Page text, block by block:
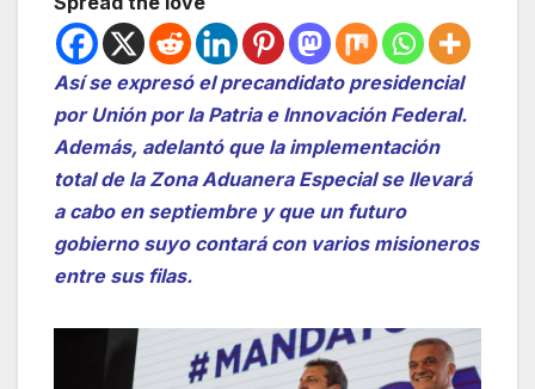
Así se expresó el precandidato presidencial
por Unión por la Patria e Innovación Federal.
Además, adelantó que la implementación
total de la Zona Aduanera Especial se llevará
a cabo en septiembre y que un futuro
gobierno suyo contará con varios misioneros
entre sus filas.